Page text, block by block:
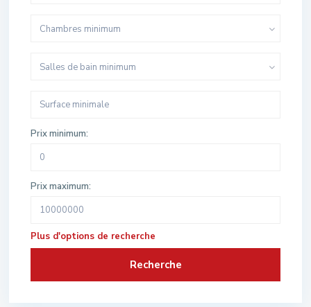
Chambres minimum
Salles de bain minimum
Prix minimum:
Prix maximum:
Plus d'options de recherche
Recherche